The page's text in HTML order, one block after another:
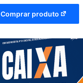
Comprar produto